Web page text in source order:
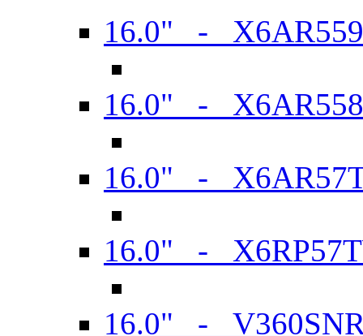
16.0" -
16.0" -
16.0" -
16.0" -
16.0" -